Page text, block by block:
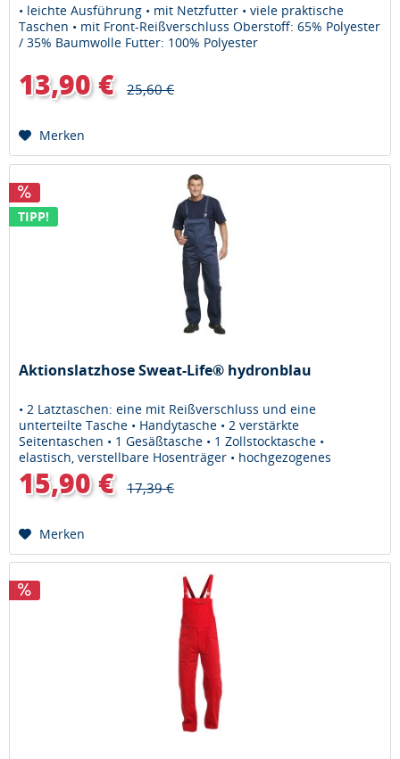
• leichte Ausführung • mit Netzfutter • viele praktische
Taschen • mit Front-Reißverschluss Oberstoff: 65% Polyester
/ 35% Baumwolle Futter: 100% Polyester
13,90 € 25,60 €
Merken
TIPP!
Aktionslatzhose Sweat-Life® hydronblau
• 2 Latztaschen: eine mit Reißverschluss und eine
unterteilte Tasche • Handytasche • 2 verstärkte
Seitentaschen • 1 Gesäßtasche • 1 Zollstocktasche •
elastisch, verstellbare Hosenträger • hochgezogenes
Rückenteil Material: 65% Polyester,...
15,90 € 17,39 €
Merken